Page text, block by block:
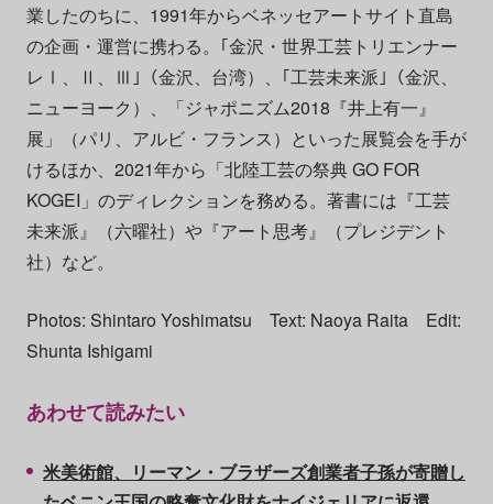
業したのちに、1991年からベネッセアートサイト直島
の企画・運営に携わる。｢金沢・世界工芸トリエンナー
レⅠ、Ⅱ、Ⅲ｣（金沢、台湾）、｢工芸未来派｣（金沢、
ニューヨーク）、「ジャポニズム2018『井上有一』
展」（パリ、アルビ・フランス）といった展覧会を手が
けるほか、2021年から「北陸工芸の祭典 GO FOR
KOGEI」のディレクションを務める。著書には『工芸
未来派』（六曜社）や『アート思考』（プレジデント
社）など。
Photos: Shintaro Yoshimatsu Text: Naoya Raita Edit:
Shunta Ishigami
あわせて読みたい
米美術館、リーマン・ブラザーズ創業者子孫が寄贈し